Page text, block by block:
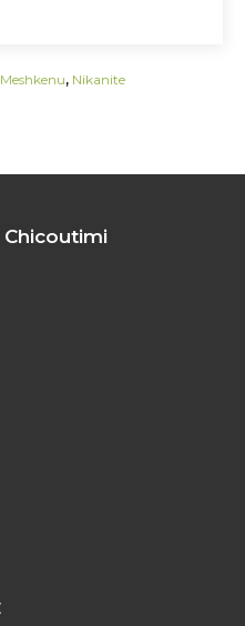
Meshkenu, Nikanite